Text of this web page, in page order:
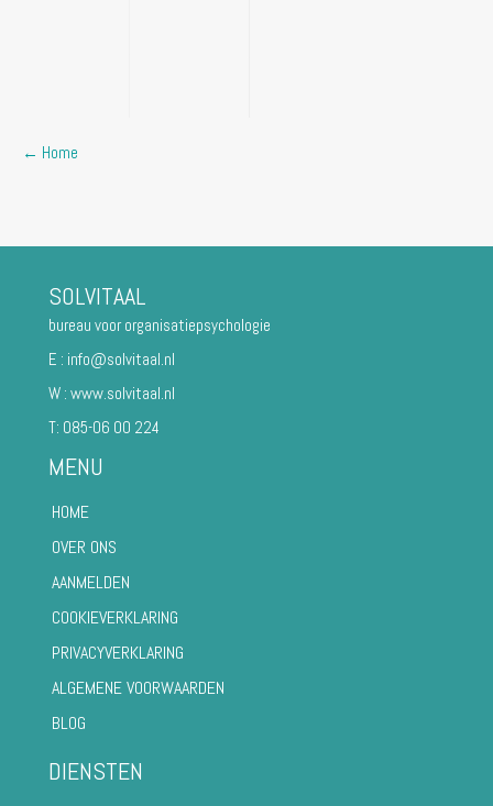
Posts
← Home
SOLVITAAL
bureau voor organisatiepsychologie
E : info@solvitaal.nl
W : www.solvitaal.nl
T: 085-06 00 224
MENU
HOME
OVER ONS
AANMELDEN
COOKIEVERKLARING
PRIVACYVERKLARING
ALGEMENE VOORWAARDEN
BLOG
DIENSTEN